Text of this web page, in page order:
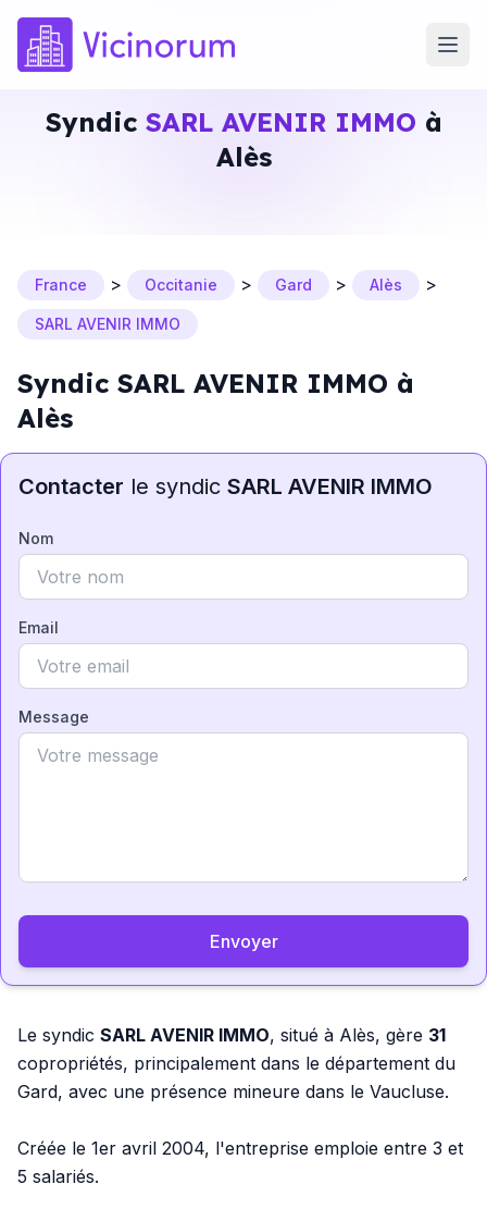
Syndic SARL AVENIR IMMO à
Alès
France > Occitanie > Gard > Alès >
SARL AVENIR IMMO
Syndic SARL AVENIR IMMO à
Alès
Contacter le syndic SARL AVENIR IMMO
Nom
Email
Message
Envoyer
Le syndic SARL AVENIR IMMO, situé à Alès, gère 31
copropriétés, principalement dans le département du
Gard, avec une présence mineure dans le Vaucluse.
Créée le 1er avril 2004, l'entreprise emploie entre 3 et
5 salariés.